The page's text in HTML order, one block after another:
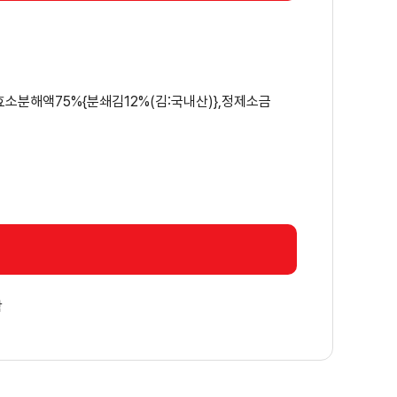
분해액75%{분쇄김12%(김:국내산)},정제소금